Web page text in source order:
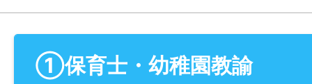
①保育士・幼稚園教諭